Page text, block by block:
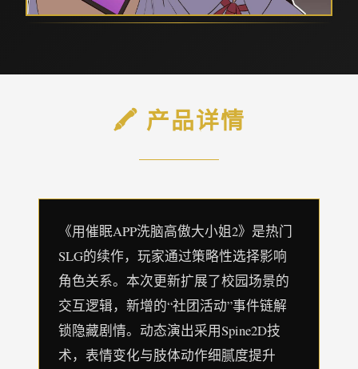
🖍️ 产品详情
《用催眠APP洗脑高傲大小姐2》是热门
SLG的续作，玩家通过策略性选择影响
角色关系。本次更新扩展了校园场景的
交互逻辑，新增的“社团活动”事件链解
锁隐藏剧情。动态演出采用Spine2D技
术，表情变化与肢体动作细腻度提升